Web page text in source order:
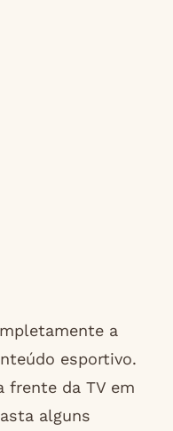
a
esportivo.
frente da TV em
alguns